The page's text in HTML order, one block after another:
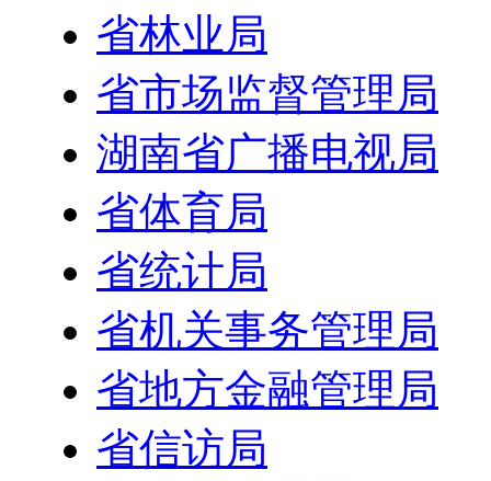
省林业局
省市场监督管理局
湖南省广播电视局
省体育局
省统计局
省机关事务管理局
省地方金融管理局
省信访局